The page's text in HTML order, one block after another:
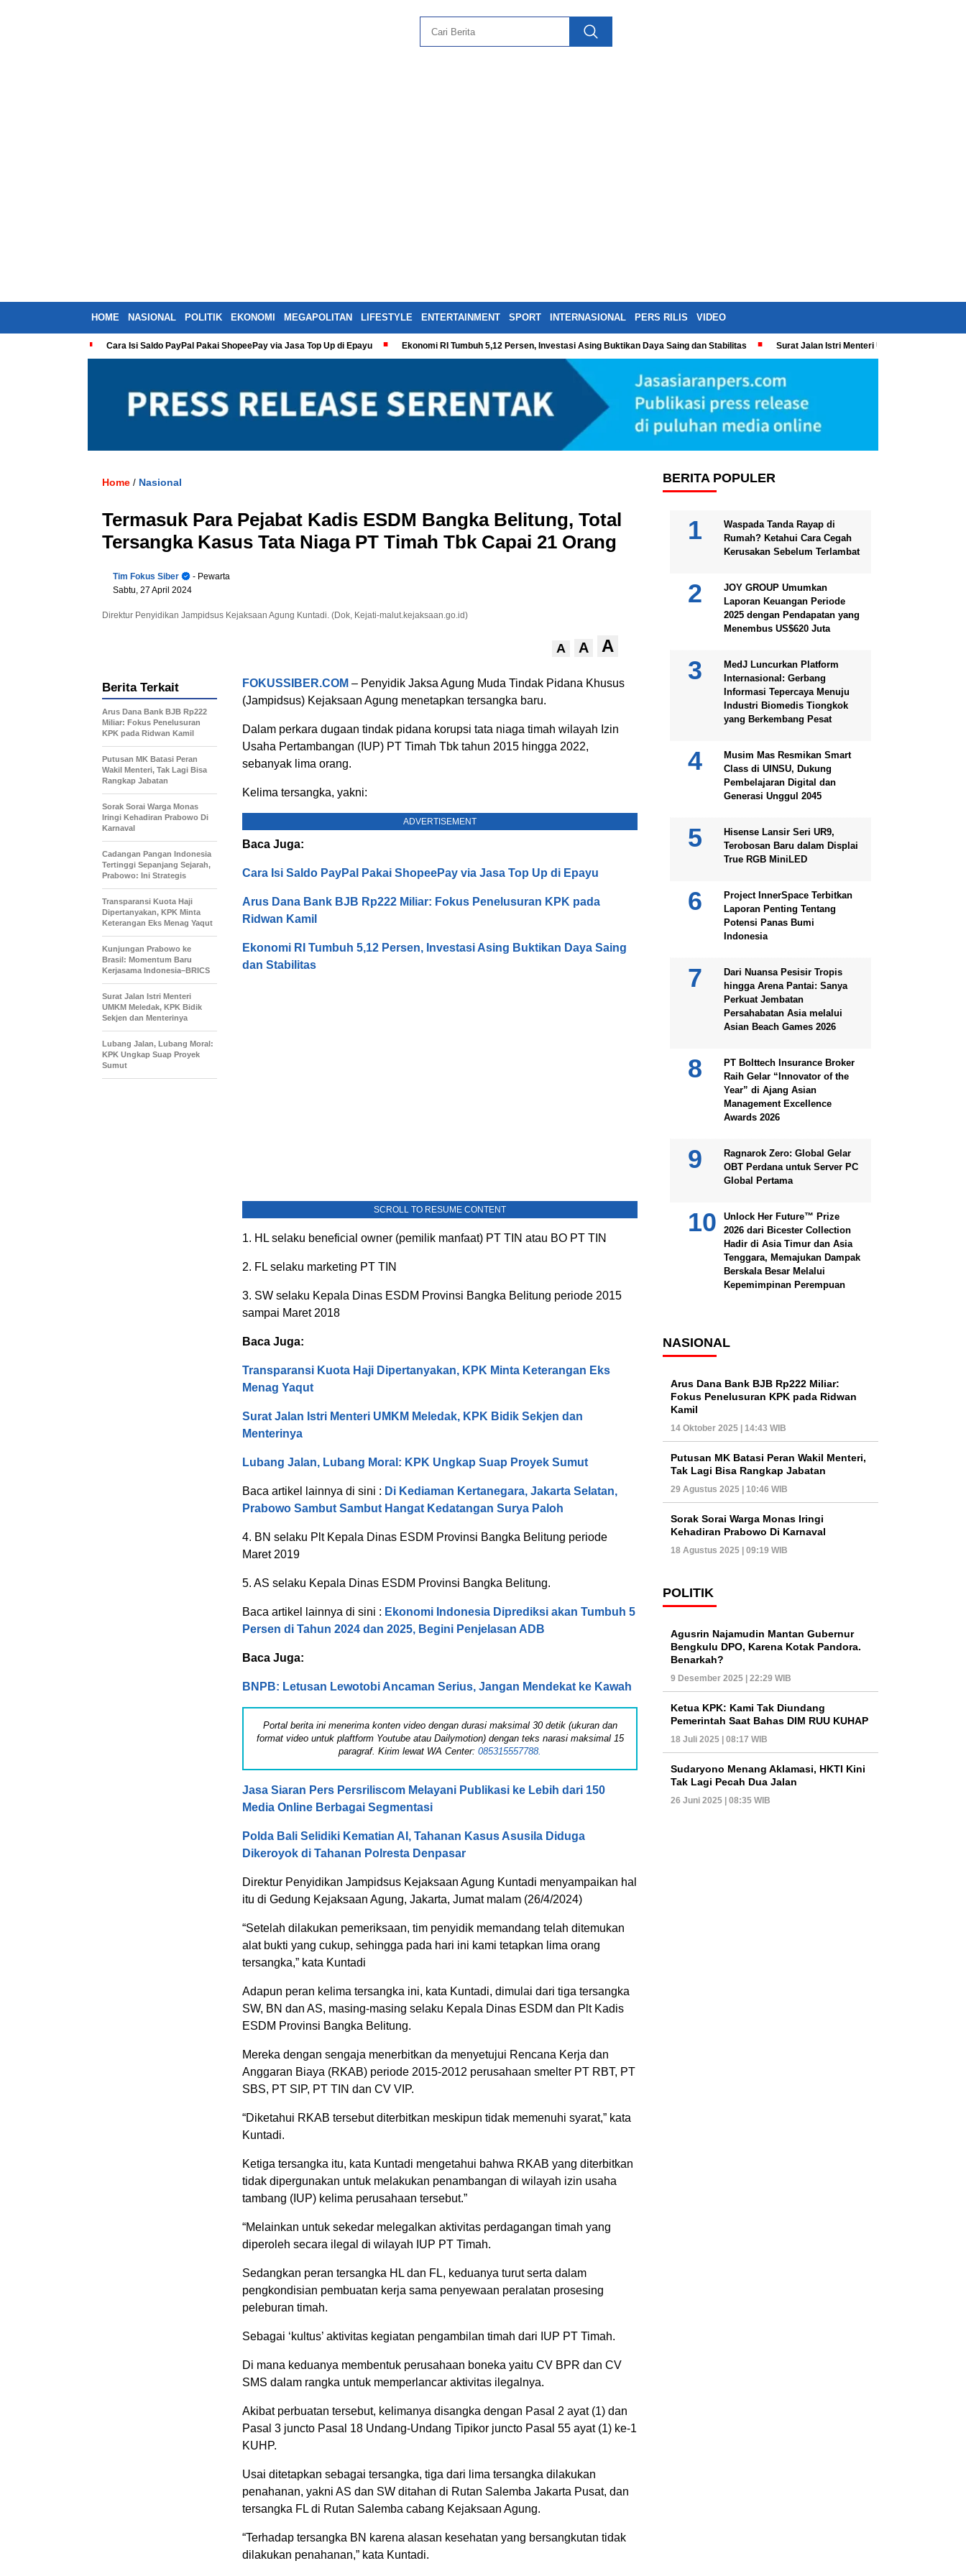
HOME NASIONAL POLITIK EKONOMI MEGAPOLITAN LIFESTYLE ENTERTAINMENT SPORT INTERNASIONAL PERS RILIS VIDEO
Cara Isi Saldo PayPal Pakai ShopeePay via Jasa Top Up di Epayu Ekonomi RI Tumbuh 5,12 Persen, Investasi Asing Buktikan Daya Saing dan Stabilitas Surat Jalan Istri Menteri UMKM Meledak,
Home / Nasional
Termasuk Para Pejabat Kadis ESDM Bangka Belitung, Total
Tersangka Kasus Tata Niaga PT Timah Tbk Capai 21 Orang
Tim Fokus Siber
- Pewarta
Sabtu, 27 April 2024
Direktur Penyidikan Jampidsus Kejaksaan Agung Kuntadi. (Dok, Kejati-malut.kejaksaan.go.id)
A A A
FOKUSSIBER.COM – Penyidik Jaksa Agung Muda Tindak Pidana Khusus
(Jampidsus) Kejaksaan Agung menetapkan tersangka baru.
Dalam perkara dugaan tindak pidana korupsi tata niaga timah wilayah Izin
Usaha Pertambangan (IUP) PT Timah Tbk tahun 2015 hingga 2022,
sebanyak lima orang.
Kelima tersangka, yakni:
ADVERTISEMENT
Baca Juga:
Cara Isi Saldo PayPal Pakai ShopeePay via Jasa Top Up di Epayu
Arus Dana Bank BJB Rp222 Miliar: Fokus Penelusuran KPK pada
Ridwan Kamil
Ekonomi RI Tumbuh 5,12 Persen, Investasi Asing Buktikan Daya Saing
dan Stabilitas
SCROLL TO RESUME CONTENT
1. HL selaku beneficial owner (pemilik manfaat) PT TIN atau BO PT TIN
2. FL selaku marketing PT TIN
3. SW selaku Kepala Dinas ESDM Provinsi Bangka Belitung periode 2015
sampai Maret 2018
Baca Juga:
Transparansi Kuota Haji Dipertanyakan, KPK Minta Keterangan Eks
Menag Yaqut
Surat Jalan Istri Menteri UMKM Meledak, KPK Bidik Sekjen dan
Menterinya
Lubang Jalan, Lubang Moral: KPK Ungkap Suap Proyek Sumut
Baca artikel lainnya di sini : Di Kediaman Kertanegara, Jakarta Selatan,
Prabowo Sambut Sambut Hangat Kedatangan Surya Paloh
4. BN selaku Plt Kepala Dinas ESDM Provinsi Bangka Belitung periode
Maret 2019
5. AS selaku Kepala Dinas ESDM Provinsi Bangka Belitung.
Baca artikel lainnya di sini : Ekonomi Indonesia Diprediksi akan Tumbuh 5
Persen di Tahun 2024 dan 2025, Begini Penjelasan ADB
Baca Juga:
BNPB: Letusan Lewotobi Ancaman Serius, Jangan Mendekat ke Kawah
Portal berita ini menerima konten video dengan durasi maksimal 30 detik (ukuran dan
format video untuk plaftform Youtube atau Dailymotion) dengan teks narasi maksimal 15
paragraf. Kirim lewat WA Center: 085315557788.
Jasa Siaran Pers Persriliscom Melayani Publikasi ke Lebih dari 150
Media Online Berbagai Segmentasi
Polda Bali Selidiki Kematian AI, Tahanan Kasus Asusila Diduga
Dikeroyok di Tahanan Polresta Denpasar
Direktur Penyidikan Jampidsus Kejaksaan Agung Kuntadi menyampaikan hal
itu di Gedung Kejaksaan Agung, Jakarta, Jumat malam (26/4/2024)
“Setelah dilakukan pemeriksaan, tim penyidik memandang telah ditemukan
alat bukti yang cukup, sehingga pada hari ini kami tetapkan lima orang
tersangka,” kata Kuntadi
Adapun peran kelima tersangka ini, kata Kuntadi, dimulai dari tiga tersangka
SW, BN dan AS, masing-masing selaku Kepala Dinas ESDM dan Plt Kadis
ESDM Provinsi Bangka Belitung.
Mereka dengan sengaja menerbitkan da menyetujui Rencana Kerja dan
Anggaran Biaya (RKAB) periode 2015-2012 perusahaan smelter PT RBT, PT
SBS, PT SIP, PT TIN dan CV VIP.
“Diketahui RKAB tersebut diterbitkan meskipun tidak memenuhi syarat,” kata
Kuntadi.
Ketiga tersangka itu, kata Kuntadi mengetahui bahwa RKAB yang diterbitkan
tidak dipergunakan untuk melakukan penambangan di wilayah izin usaha
tambang (IUP) kelima perusahaan tersebut.”
“Melainkan untuk sekedar melegalkan aktivitas perdagangan timah yang
diperoleh secara ilegal di wilayah IUP PT Timah.
Sedangkan peran tersangka HL dan FL, keduanya turut serta dalam
pengkondisian pembuatan kerja sama penyewaan peralatan prosesing
peleburan timah.
Sebagai ‘kultus’ aktivitas kegiatan pengambilan timah dari IUP PT Timah.
Di mana keduanya membentuk perusahaan boneka yaitu CV BPR dan CV
SMS dalam rangka untuk memperlancar aktivitas ilegalnya.
Akibat perbuatan tersebut, kelimanya disangka dengan Pasal 2 ayat (1) dan
Pasal 3 juncto Pasal 18 Undang-Undang Tipikor juncto Pasal 55 ayat (1) ke-1
KUHP.
Usai ditetapkan sebagai tersangka, tiga dari lima tersangka dilakukan
penahanan, yakni AS dan SW ditahan di Rutan Salemba Jakarta Pusat, dan
tersangka FL di Rutan Salemba cabang Kejaksaan Agung.
“Terhadap tersangka BN karena alasan kesehatan yang bersangkutan tidak
dilakukan penahanan,” kata Kuntadi.
Berita Terkait
Arus Dana Bank BJB Rp222
Miliar: Fokus Penelusuran
KPK pada Ridwan Kamil
Putusan MK Batasi Peran
Wakil Menteri, Tak Lagi Bisa
Rangkap Jabatan
Sorak Sorai Warga Monas
Iringi Kehadiran Prabowo Di
Karnaval
Cadangan Pangan Indonesia
Tertinggi Sepanjang Sejarah,
Prabowo: Ini Strategis
Transparansi Kuota Haji
Dipertanyakan, KPK Minta
Keterangan Eks Menag Yaqut
Kunjungan Prabowo ke
Brasil: Momentum Baru
Kerjasama Indonesia–BRICS
Surat Jalan Istri Menteri
UMKM Meledak, KPK Bidik
Sekjen dan Menterinya
Lubang Jalan, Lubang Moral:
KPK Ungkap Suap Proyek
Sumut
BERITA POPULER
Waspada Tanda Rayap di
Rumah? Ketahui Cara Cegah
Kerusakan Sebelum Terlambat
JOY GROUP Umumkan
Laporan Keuangan Periode
2025 dengan Pendapatan yang
Menembus US$620 Juta
MedJ Luncurkan Platform
Internasional: Gerbang
Informasi Tepercaya Menuju
Industri Biomedis Tiongkok
yang Berkembang Pesat
Musim Mas Resmikan Smart
Class di UINSU, Dukung
Pembelajaran Digital dan
Generasi Unggul 2045
Hisense Lansir Seri UR9,
Terobosan Baru dalam Displai
True RGB MiniLED
Project InnerSpace Terbitkan
Laporan Penting Tentang
Potensi Panas Bumi
Indonesia
Dari Nuansa Pesisir Tropis
hingga Arena Pantai: Sanya
Perkuat Jembatan
Persahabatan Asia melalui
Asian Beach Games 2026
PT Bolttech Insurance Broker
Raih Gelar “Innovator of the
Year” di Ajang Asian
Management Excellence
Awards 2026
Ragnarok Zero: Global Gelar
OBT Perdana untuk Server PC
Global Pertama
Unlock Her Future™ Prize
2026 dari Bicester Collection
Hadir di Asia Timur dan Asia
Tenggara, Memajukan Dampak
Berskala Besar Melalui
Kepemimpinan Perempuan
NASIONAL
Arus Dana Bank BJB Rp222 Miliar:
Fokus Penelusuran KPK pada Ridwan
Kamil
14 Oktober 2025 | 14:43 WIB
Putusan MK Batasi Peran Wakil Menteri,
Tak Lagi Bisa Rangkap Jabatan
29 Agustus 2025 | 10:46 WIB
Sorak Sorai Warga Monas Iringi
Kehadiran Prabowo Di Karnaval
18 Agustus 2025 | 09:19 WIB
POLITIK
Agusrin Najamudin Mantan Gubernur
Bengkulu DPO, Karena Kotak Pandora.
Benarkah?
9 Desember 2025 | 22:29 WIB
Ketua KPK: Kami Tak Diundang
Pemerintah Saat Bahas DIM RUU KUHAP
18 Juli 2025 | 08:17 WIB
Sudaryono Menang Aklamasi, HKTI Kini
Tak Lagi Pecah Dua Jalan
26 Juni 2025 | 08:35 WIB